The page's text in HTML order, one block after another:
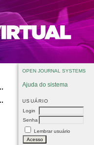
OPEN JOURNAL SYSTEMS
Ajuda do sistema
USUÁRIO
Login
Senha
Lembrar usuário